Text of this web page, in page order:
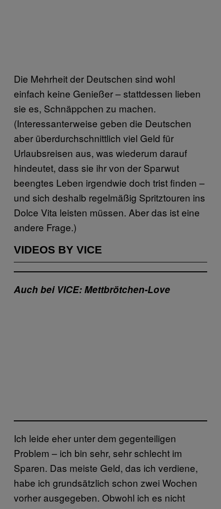
Die Mehrheit der Deutschen sind wohl
einfach keine Genießer – stattdessen lieben
sie es, Schnäppchen zu machen.
(Interessanterweise geben die Deutschen
aber überdurchschnittlich viel Geld für
Urlaubsreisen aus, was wiederum darauf
hindeutet, dass sie ihr von der Sparwut
beengtes Leben irgendwie doch trist finden –
und sich deshalb regelmäßig Spritztouren ins
Dolce Vita leisten müssen. Aber das ist eine
andere Frage.)
VIDEOS BY VICE
Auch bei VICE: Mettbrötchen-Love
Ich leide eher unter dem gegenteiligen
Problem – ich bin sehr, sehr schlecht im
Sparen. Das meiste Geld, das ich verdiene,
habe ich grundsätzlich schon zwei Wochen
vorher ausgegeben. Obwohl ich es nicht